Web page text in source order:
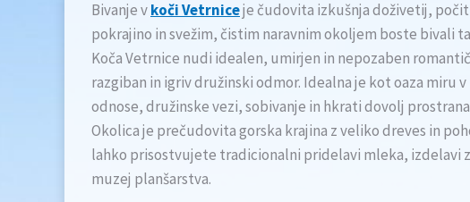
Bivanje vkoči Vetrniceje čudovita izkušnja doživetij,
pokrajino in svežim, čistim naravnim okoljem boste bivali
Koča Vetrnice nudi idealen, umirjen in nepozaben
razgiban in igriv družinski odmor. Idealna je kot oaza miru
odnose, družinske vezi, sobivanje in hkrati dovolj
Okolica je prečudovita gorska krajina z veliko dreves in
lahko prisostvujete tradicionalni pridelavi mleka, izdelavi
muzej planšarstva.